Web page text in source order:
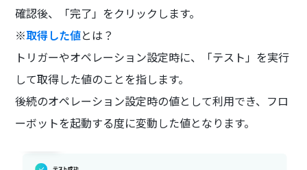
確認後、「完了」をクリックします。
※取得した値とは？
トリガーやオペレーション設定時に、「テスト」を実行
して取得した値のことを指します。
後続のオペレーション設定時の値として利用でき、フロ
ーボットを起動する度に変動した値となります。